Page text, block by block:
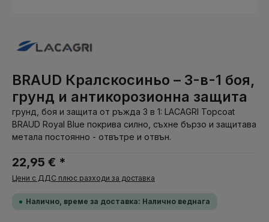
BRAUD Кралскосиньо – 3-в-1 боя,
грунд и антикорозионна защита
грунд, боя и защита от ръжда 3 в 1: LACAGRI Topcoat
BRAUD Royal Blue покрива силно, съхне бързо и защитава
метала постоянно - отвътре и отвън.
22,95 € *
Цени с ДДС плюс разходи за доставка
Налично, време за доставка: Налично веднага